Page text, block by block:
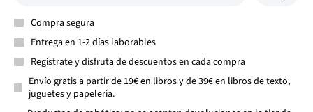
Compra segura
Entrega en 1-2 días laborables
Regístrate y disfruta de descuentos en cada compra
Envío gratis a partir de 19€ en libros y de 39€ en libros de texto,
juguetes y papelería.